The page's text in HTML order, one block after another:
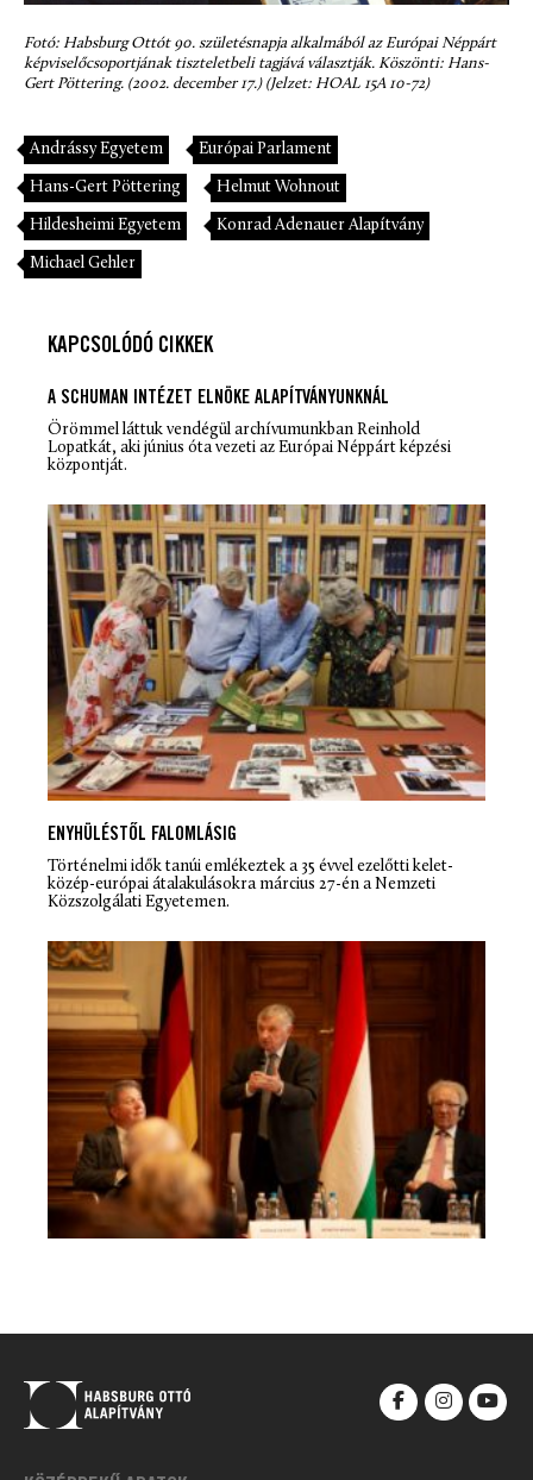
Fotó: Habsburg Ottót 90. születésnapja alkalmából az Európai Néppárt
képviselőcsoportjának tiszteletbeli tagjává választják. Köszönti: Hans-
Gert Pöttering. (2002. december 17.) (Jelzet: HOAL 15A 10-72)
Andrássy Egyetem Európai Parlament
Hans-Gert Pöttering Helmut Wohnout
Hildesheimi Egyetem Konrad Adenauer Alapítvány
Michael Gehler
KAPCSOLÓDÓ CIKKEK
A SCHUMAN INTÉZET ELNÖKE ALAPÍTVÁNYUNKNÁL
Örömmel láttuk vendégül archívumunkban Reinhold
Lopatkát, aki június óta vezeti az Európai Néppárt képzési
központját.
ENYHÜLÉSTŐL FALOMLÁSIG
Történelmi idők tanúi emlékeztek a 35 évvel ezelőtti kelet-
közép-európai átalakulásokra március 27-én a Nemzeti
Közszolgálati Egyetemen.